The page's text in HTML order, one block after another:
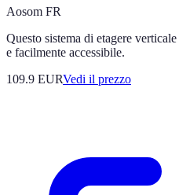
Aosom FR
Questo sistema di etagere
e facilmente accessibile.
109.9 EURVedi il prezzo